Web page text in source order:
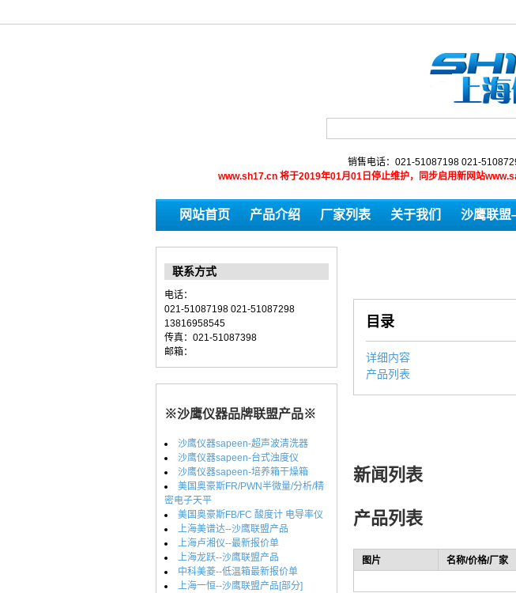
销售电话：021-51087198 021-
www.sh17.cn 将于2019年01月01日停止维护，同步启用新网站
网站首页 产品介绍 厂家列表 关于我们 沙鹰联
联系方式
电话：
021-51087198 021-51087298
13816958545
传真：021-51087398
邮箱：
※沙鹰仪器品牌联盟产品※
沙鹰仪器sapeen-超声波清洗器
沙鹰仪器sapeen-台式浊度仪
沙鹰仪器sapeen-培养箱干燥箱
美国奥豪斯FR/PWN半微量/分析/精
密电子天平
美国奥豪斯FB/FC 酸度计 电导率仪
上海美谱达--沙鹰联盟产品
上海卢湘仪--最新报价单
上海龙跃--沙鹰联盟产品
中科美菱--低温箱最新报价单
上海一恒--沙鹰联盟产品[部分]
目录
详细内容
产品列表
新闻列表
产品列表
图片 名称/价格/厂家